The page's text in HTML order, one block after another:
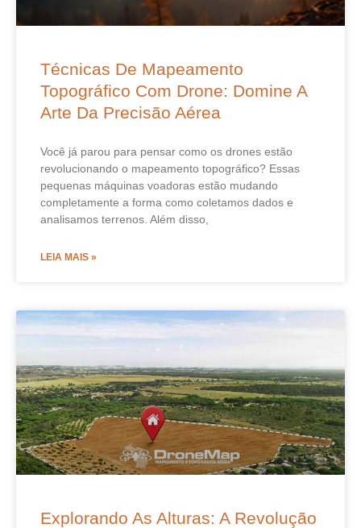
Técnicas De Mapeamento
Topográfico Com Drone: Domine A
Arte Da Precisão Aérea
Você já parou para pensar como os drones estão
revolucionando o mapeamento topográfico? Essas
pequenas máquinas voadoras estão mudando
completamente a forma como coletamos dados e
analisamos terrenos. Além disso,
LEIA MAIS »
Explorando As Alturas: A Revolução